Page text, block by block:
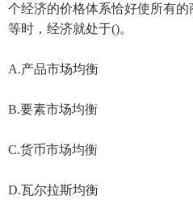
个经济的价格体系恰好使所有
等时，经济就处于()。
A.产品市场均衡
B.要素市场均衡
C.货币市场均衡
D.瓦尔拉斯均衡